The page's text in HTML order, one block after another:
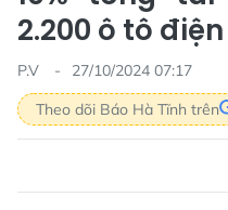
2.200 ô tô
P.V
27/10/2024 07:17
Theo dõi Báo Hà Tĩnh trên